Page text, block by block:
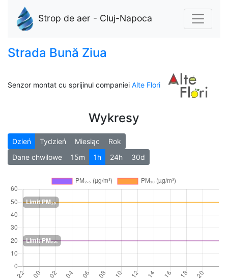
Strop de aer - Cluj-Napoca
Strada Bună Ziua
Senzor montat cu sprijinul companiei Alte Flori
Wykresy
Dzień Tydzień Miesiąc
Rok
Dane chwilowe
15m 1h 24h 30d